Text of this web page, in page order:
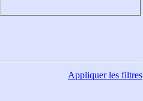
Appliquerles filtres